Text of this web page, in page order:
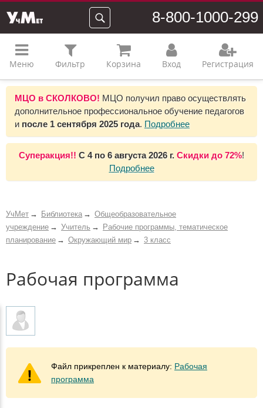
8-800-1000-299
Меню Фильтр Корзина Вход Регистрация
МЦО в СКОЛКОВО! МЦО получил право осуществлять
дополнительное профессиональное обучение педагогов
и после 1 сентября 2025 года. Подробнее
Суперакция!! С 4 по 6 августа 2026 г. Скидки до 72%!
Подробнее
УчМет Библиотека
Общеобразовательное
учреждение
Учитель
Рабочие программы, тематическое
планирование
Окружающий мир 3 класс
Рабочая программа
Файл прикреплен к материалу: Рабочая
программа